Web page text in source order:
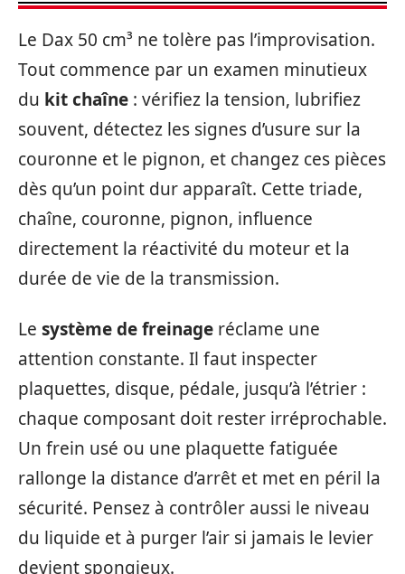
Le Dax 50 cm³ ne tolère pas l’improvisation.
Tout commence par un examen minutieux
du kit chaîne : vérifiez la tension, lubrifiez
souvent, détectez les signes d’usure sur la
couronne et le pignon, et changez ces pièces
dès qu’un point dur apparaît. Cette triade,
chaîne, couronne, pignon, influence
directement la réactivité du moteur et la
durée de vie de la transmission.
Le système de freinage réclame une
attention constante. Il faut inspecter
plaquettes, disque, pédale, jusqu’à l’étrier :
chaque composant doit rester irréprochable.
Un frein usé ou une plaquette fatiguée
rallonge la distance d’arrêt et met en péril la
sécurité. Pensez à contrôler aussi le niveau
du liquide et à purger l’air si jamais le levier
devient spongieux.